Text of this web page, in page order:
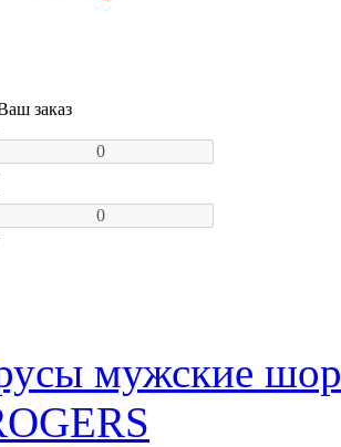
заказ
мужские